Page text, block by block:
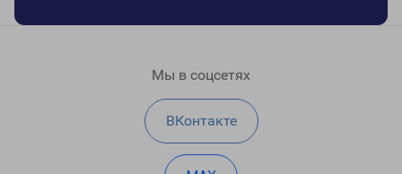
Мы в соцсетях
ВКонтакте